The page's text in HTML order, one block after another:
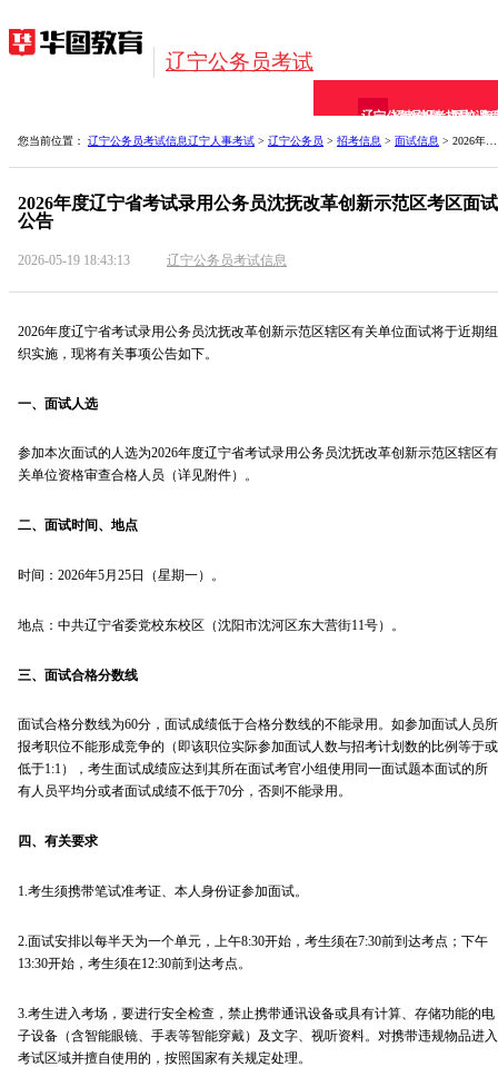
辽宁公务员考试
辽宁公务员
招考信息报考指导网校课备
您当前位置： 辽宁公务员考试信息辽宁人事考试 > 辽宁公务员 > 招考信息 > 面试信息 > 2026年度辽宁省考试录用公务员沈抚改革创新示范区考
2026年度辽宁省考试录用公务员沈抚改革创新示范区考区面试
公告
2026-05-19 18:43:13 辽宁公务员考试信息
2026年度辽宁省考试录用公务员沈抚改革创新示范区辖区有关单位面试将于近期组
织实施，现将有关事项公告如下。
一、面试人选
参加本次面试的人选为2026年度辽宁省考试录用公务员沈抚改革创新示范区辖区有
关单位资格审查合格人员（详见附件）。
二、面试时间、地点
时间：2026年5月25日（星期一）。
地点：中共辽宁省委党校东校区（沈阳市沈河区东大营街11号）。
三、面试合格分数线
面试合格分数线为60分，面试成绩低于合格分数线的不能录用。如参加面试人员所
报考职位不能形成竞争的（即该职位实际参加面试人数与招考计划数的比例等于或
低于1:1），考生面试成绩应达到其所在面试考官小组使用同一面试题本面试的所
有人员平均分或者面试成绩不低于70分，否则不能录用。
四、有关要求
1.考生须携带笔试准考证、本人身份证参加面试。
2.面试安排以每半天为一个单元，上午8:30开始，考生须在7:30前到达考点；下午
13:30开始，考生须在12:30前到达考点。
3.考生进入考场，要进行安全检查，禁止携带通讯设备或具有计算、存储功能的电
子设备（含智能眼镜、手表等智能穿戴）及文字、视听资料。对携带违规物品进入
考试区域并擅自使用的，按照国家有关规定处理。